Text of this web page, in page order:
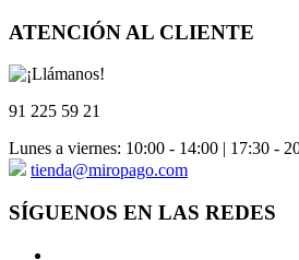
ATENCIÓN AL CLIENTE
91 225 59 21
Lunes a viernes: 10:00 - 14:00 | 17:30 -
tienda@miropago.com
SÍGUENOS EN LAS REDES